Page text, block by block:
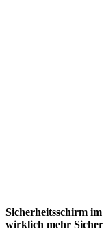
Sicherheitsschirm
wirklich mehr